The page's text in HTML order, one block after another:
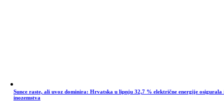
Sunce raste, ali uvoz dominira: Hrvatska u lipnju 32,7 % električne energije osigurala
inozemstva